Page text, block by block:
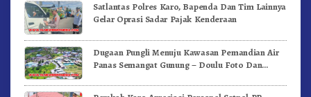
Satlantas Polres Karo, Bapenda Dan Tim Lainnya
Gelar Oprasi Sadar Pajak Kenderaan
Dugaan Pungli Menuju Kawasan Pemandian Air
Panas Semangat Gunung – Doulu Foto Dan